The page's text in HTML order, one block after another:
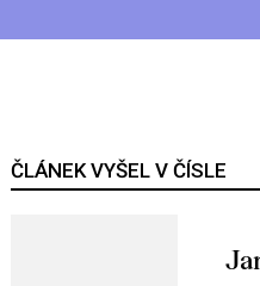
ČLÁNEK VYŠEL V ČÍSLE